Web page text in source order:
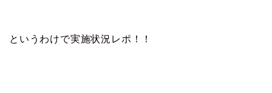
というわけで実施状況レポ！！